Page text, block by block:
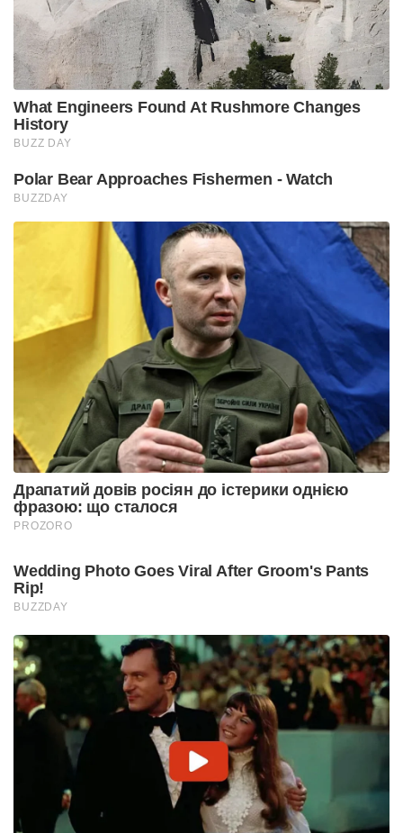
What Engineers Found At Rushmore Changes
History
BUZZ DAY
Polar Bear Approaches Fishermen - Watch
BUZZDAY
Драпатий довів росіян до істерики однією
фразою: що сталося
PROZORO
Wedding Photo Goes Viral After Groom's Pants
Rip!
BUZZDAY